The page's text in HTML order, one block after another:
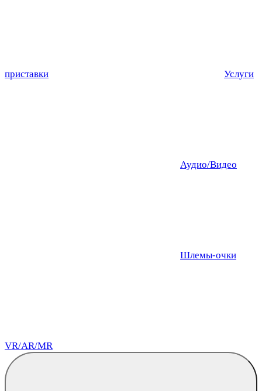
приставки Услуги
Аудио/Видео
Шлемы-очки
VR/AR/MR